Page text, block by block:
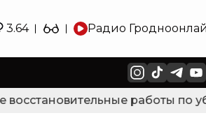
3.64 Радио Гродно
работы